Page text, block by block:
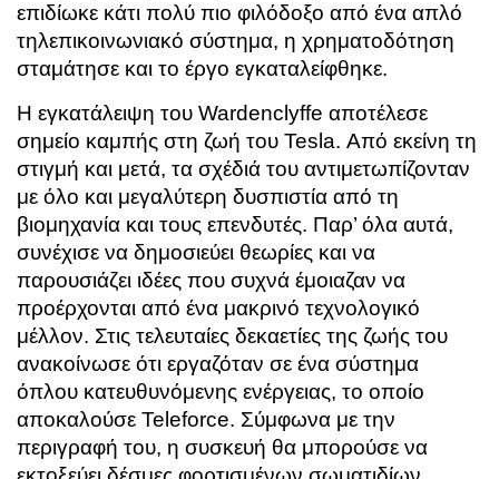
επιδίωκε κάτι πολύ πιο φιλόδοξο από ένα απλό
τηλεπικοινωνιακό σύστημα, η χρηματοδότηση
σταμάτησε και το έργο εγκαταλείφθηκε.
Η εγκατάλειψη του Wardenclyffe αποτέλεσε
σημείο καμπής στη ζωή του Tesla. Από εκείνη τη
στιγμή και μετά, τα σχέδιά του αντιμετωπίζονταν
με όλο και μεγαλύτερη δυσπιστία από τη
βιομηχανία και τους επενδυτές. Παρ’ όλα αυτά,
συνέχισε να δημοσιεύει θεωρίες και να
παρουσιάζει ιδέες που συχνά έμοιαζαν να
προέρχονται από ένα μακρινό τεχνολογικό
μέλλον. Στις τελευταίες δεκαετίες της ζωής του
ανακοίνωσε ότι εργαζόταν σε ένα σύστημα
όπλου κατευθυνόμενης ενέργειας, το οποίο
αποκαλούσε Teleforce. Σύμφωνα με την
περιγραφή του, η συσκευή θα μπορούσε να